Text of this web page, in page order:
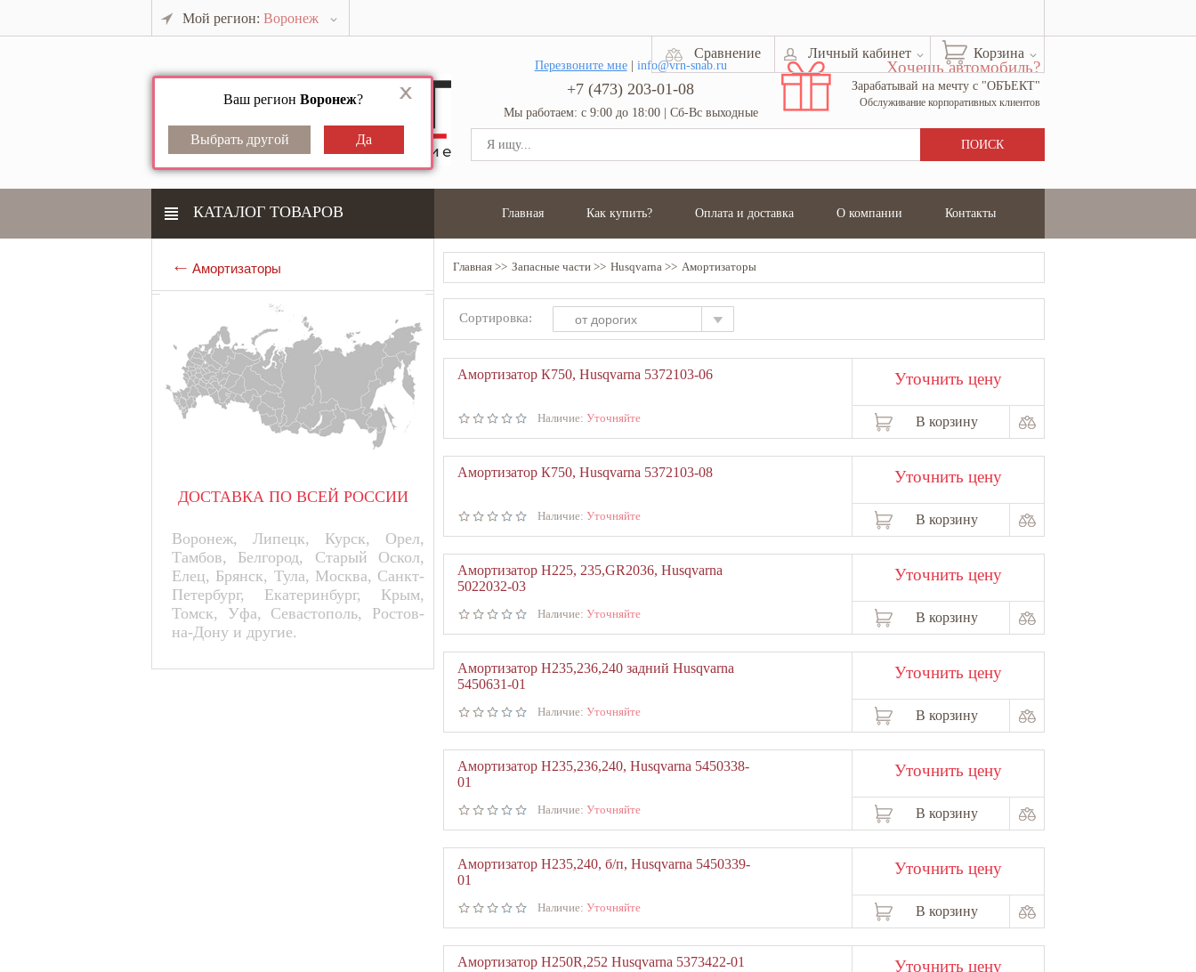
Мой регион: Воронеж
Ваш регион Воронеж?
Корзина
Личный кабинет
Сравнение
Перезвоните мне| info@vrn-snab.ru
+7 (473) 203-01-08
Мы работаем: с 9:00 до 18:00 | Сб-Вс выходные
Хочешь автомобиль?
Зарабатывай на мечту с "ОБЪЕКТ"
Обслуживание корпоративных клиентов
КАТАЛОГ ТОВАРОВ Главная Как купить? Оплата и доставка О компании Контакты
Амортизаторы
ДОСТАВКА ПО ВСЕЙ РОССИИ
Воронеж, Липецк, Курск, Орел,
Тамбов, Белгород, Старый Оскол,
Елец, Брянск, Тула, Москва, Санкт-
Петербург, Екатеринбург, Крым,
Томск, Уфа, Севастополь, Ростов-
на-Дону и другие.
Главная Запасные части Husqvarna Амортизаторы
Сортировка: от дорогих
Амортизатор К750, Husqvarna 5372103-06
Наличие: Уточняйте
Уточнить цену
В корзину
Амортизатор К750, Husqvarna 5372103-08
Наличие: Уточняйте
Уточнить цену
В корзину
Амортизатор Н225, 235,GR2036, Husqvarna
5022032-03
Наличие: Уточняйте
Уточнить цену
В корзину
Амортизатор Н235,236,240 задний Husqvarna
5450631-01
Наличие: Уточняйте
Уточнить цену
В корзину
Амортизатор Н235,236,240, Husqvarna 5450338-
01
Наличие: Уточняйте
Уточнить цену
В корзину
Амортизатор Н235,240, б/п, Husqvarna 5450339-
01
Наличие: Уточняйте
Уточнить цену
В корзину
Амортизатор Н250R,252 Husqvarna 5373422-01 Уточнить цену